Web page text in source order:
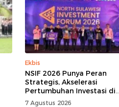
Ekbis
NSIF 2026 Punya Peran
Strategis, Akselerasi
Pertumbuhan Investasi di
Sulut
7 Agustus 2026